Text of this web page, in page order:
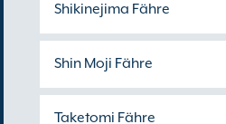
Shikinejima Fähre
Shin Moji Fähre
Taketomi Fähre